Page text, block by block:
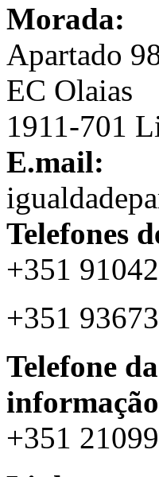
Morada:
Apartado
EC Olaias
1911-701
E.mail:
Telefones
+351
+351
Telefone
+351